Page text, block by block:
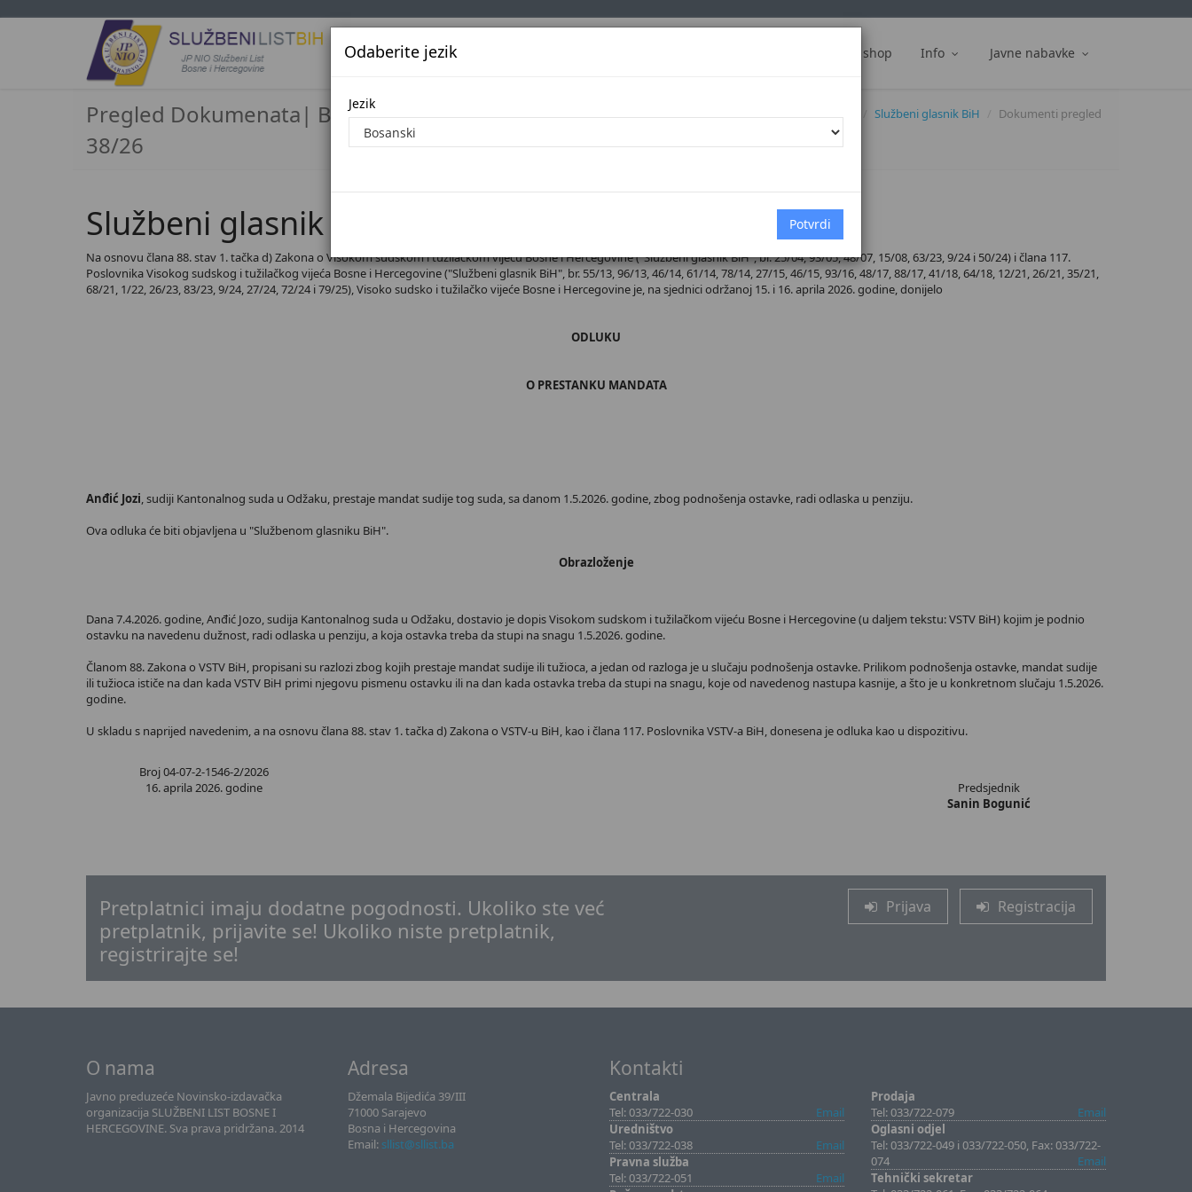
Jezik Službena glasila Web shop Info Javne nabavke
Odaberite jezik
Jezik
Pregled Dokumenata| Broj
38/26
Početna Dokumenti Službeni glasnik BiH Dokumenti pregled
Službeni glasnik BiH, broj 38/26
Na osnovu člana 88. stav 1. tačka d) Zakona o Visokom sudskom i tužilačkom vijeću Bosne i Hercegovine ("Službeni glasnik BiH", br. 25/04, 93/05, 48/07, 15/08, 63/23, 9/24 i 50/24) i člana 117.
Poslovnika Visokog sudskog i tužilačkog vijeća Bosne i Hercegovine ("Službeni glasnik BiH", br. 55/13, 96/13, 46/14, 61/14, 78/14, 27/15, 46/15, 93/16, 48/17, 88/17, 41/18, 64/18, 12/21, 26/21, 35/21,
68/21, 1/22, 26/23, 83/23, 9/24, 27/24, 72/24 i 79/25), Visoko sudsko i tužilačko vijeće Bosne i Hercegovine je, na sjednici održanoj 15. i 16. aprila 2026. godine, donijelo
ODLUKU
O PRESTANKU MANDATA
Anđić Jozi, sudiji Kantonalnog suda u Odžaku, prestaje mandat sudije tog suda, sa danom 1.5.2026. godine, zbog podnošenja ostavke, radi odlaska u penziju.
Ova odluka će biti objavljena u "Službenom glasniku BiH".
Obrazloženje
Dana 7.4.2026. godine, Anđić Jozo, sudija Kantonalnog suda u Odžaku, dostavio je dopis Visokom sudskom i tužilačkom vijeću Bosne i Hercegovine (u daljem tekstu: VSTV BiH) kojim je podnio
ostavku na navedenu dužnost, radi odlaska u penziju, a koja ostavka treba da stupi na snagu 1.5.2026. godine.
Članom 88. Zakona o VSTV BiH, propisani su razlozi zbog kojih prestaje mandat sudije ili tužioca, a jedan od razloga je u slučaju podnošenja ostavke. Prilikom podnošenja ostavke, mandat sudije
ili tužioca ističe na dan kada VSTV BiH primi njegovu pismenu ostavku ili na dan kada ostavka treba da stupi na snagu, koje od navedenog nastupa kasnije, a što je u konkretnom slučaju 1.5.2026.
godine.
U skladu s naprijed navedenim, a na osnovu člana 88. stav 1. tačka d) Zakona o VSTV-u BiH, kao i člana 117. Poslovnika VSTV-a BiH, donesena je odluka kao u dispozitivu.
Broj 04-07-2-1546-2/2026
16. aprila 2026. godine
Predsjednik
Sanin Bogunić
Pretplatnici imaju dodatne pogodnosti. Ukoliko ste već
pretplatnik, prijavite se! Ukoliko niste pretplatnik,
registrirajte se!
Prijava Registracija
O nama
Javno preduzeće Novinsko-izdavačka
organizacija SLUŽBENI LIST BOSNE I
HERCEGOVINE. Sva prava pridržana. 2014
Adresa
Džemala Bijedića 39/III
71000 Sarajevo
Bosna i Hercegovina
Email: sllist@sllist.ba
Kontakti
Centrala
Tel: 033/722-030
Email
Uredništvo
Tel: 033/722-038
Email
Pravna služba
Tel: 033/722-051
Email
Prodaja
Tel: 033/722-079
Email
Oglasni odjel
Tel: 033/722-049 i 033/722-050, Fax: 033/722-
074
Email
Tehnički sekretar